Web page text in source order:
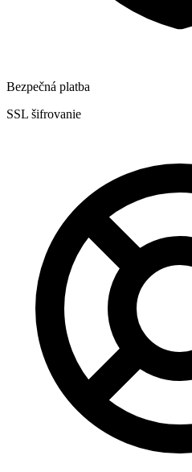
Bezpečná platba
SSL šifrovanie